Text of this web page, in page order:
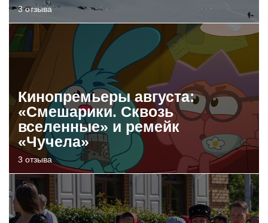
3 отзыва
Кинопремьеры августа:
«Смешарики. Сквозь
вселенные» и ремейк
«Чучела»
3 отзыва